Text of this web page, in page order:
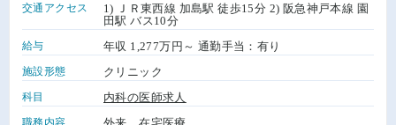
交通アクセス
1) ＪＲ東西線 加島駅 徒歩15分 2) 阪急神戸本線 園
田駅 バス10分
給与 年収 1,277万円～ 通勤手当：有り
施設形態 クリニック
科目 内科の医師求人
職務内容